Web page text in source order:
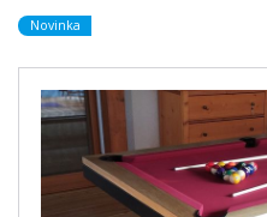
Novinka